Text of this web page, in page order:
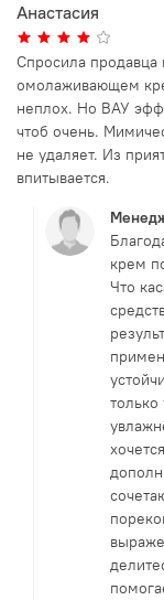
Анастасия
Спросила продавца
омолаживающем
неплох. Но ВАУ
чтоб очень.
не удаляет. Из
впитывается.
крем
Что